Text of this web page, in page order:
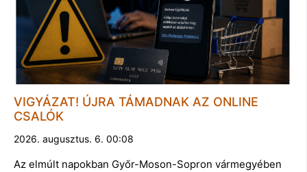
VIGYÁZAT! ÚJRA TÁMADNAK AZ ONLINE
CSALÓK
2026. augusztus. 6. 00:08
Az elmúlt napokban Győr-Moson-Sopron vármegyében